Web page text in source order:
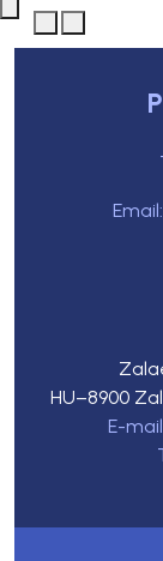
Email:
HU–8900
E-